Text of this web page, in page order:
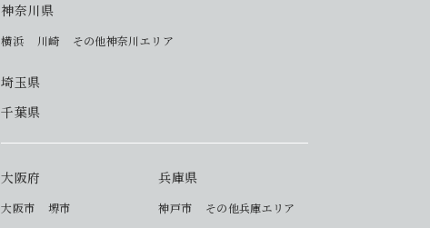
神奈川県
横浜 川崎 その他神奈川エリア
埼玉県
千葉県
大阪府
大阪市
堺市
兵庫県
神戸市 その他兵庫エリア